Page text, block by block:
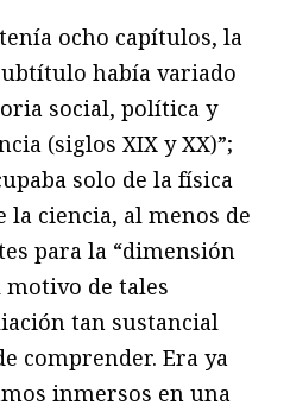
ocho capítulos, la
había variado
social, política y
(siglos XIX y XX)”;
solo de la física
ciencia, al menos de
para la “dimensión
motivo de tales
tan sustancial
comprender. Era ya
inmersos en una